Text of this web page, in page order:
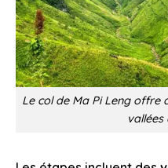
Le col de Ma Pi Leng offre
vallées